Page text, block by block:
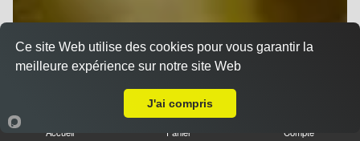
Accueil Panier Compte
Ce site Web utilise des cookies pour vous garantir la
meilleure expérience sur notre site Web
J'ai compris